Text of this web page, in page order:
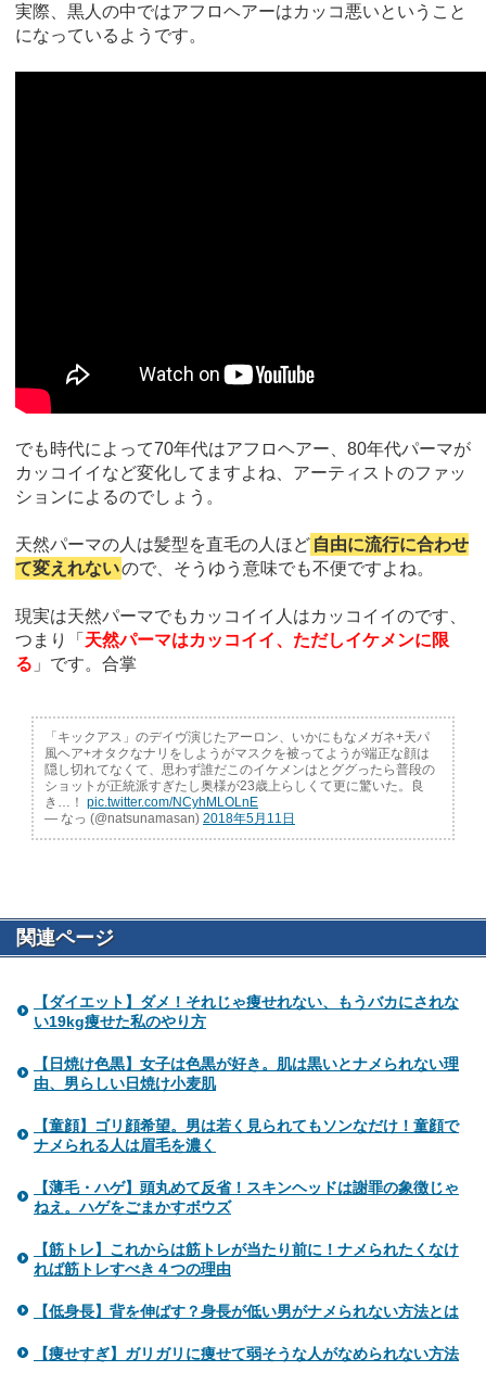
実際、黒人の中ではアフロヘアーはカッコ悪いということ
になっているようです。
でも時代によって70年代はアフロヘアー、80年代パーマが
カッコイイなど変化してますよね、アーティストのファッ
ションによるのでしょう。
天然パーマの人は髪型を直毛の人ほど 自由に流行に合わせ
て変えれないので、そうゆう意味でも不便ですよね。
現実は天然パーマでもカッコイイ人はカッコイイのです、
つまり「 天然パーマはカッコイイ、ただしイケメンに限
る 」です。合掌
「キックアス」のデイヴ演じたアーロン、いかにもなメガネ+天パ
風ヘア+オタクなナリをしようがマスクを被ってようが端正な顔は
隠し切れてなくて、思わず誰だこのイケメンはとググったら普段の
ショットが正統派すぎたし奥様が23歳上らしくて更に驚いた。良
き…！ pic.twitter.com/NCyhMLOLnE
— なっ (@natsunamasan) 2018年5月11日
関連ページ
【ダイエット】ダメ！それじゃ痩せれない、もうバカにされな
い19kg痩せた私のやり方
【日焼け色黒】女子は色黒が好き。肌は黒いとナメられない理
由、男らしい日焼け小麦肌
【童顔】ゴリ顔希望。男は若く見られてもソンなだけ！童顔で
ナメられる人は眉毛を濃く
【薄毛・ハゲ】頭丸めて反省！スキンヘッドは謝罪の象徴じゃ
ねえ。ハゲをごまかすボウズ
【筋トレ】これからは筋トレが当たり前に！ナメられたくなけ
れば筋トレすべき４つの理由
【低身長】背を伸ばす？身長が低い男がナメられない方法とは
【痩せすぎ】ガリガリに痩せて弱そうな人がなめられない方法